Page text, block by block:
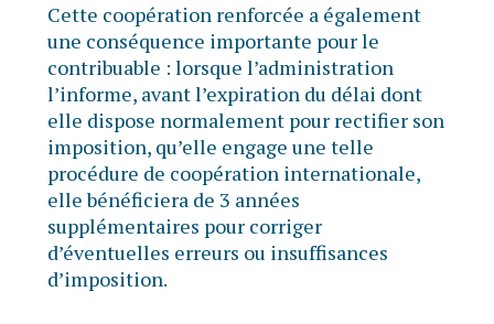
Cette coopération renforcée a également
une conséquence importante pour le
contribuable : lorsque l’administration
l’informe, avant l’expiration du délai dont
elle dispose normalement pour rectifier son
imposition, qu’elle engage une telle
procédure de coopération internationale,
elle bénéficiera de 3 années
supplémentaires pour corriger
d’éventuelles erreurs ou insuffisances
d’imposition.